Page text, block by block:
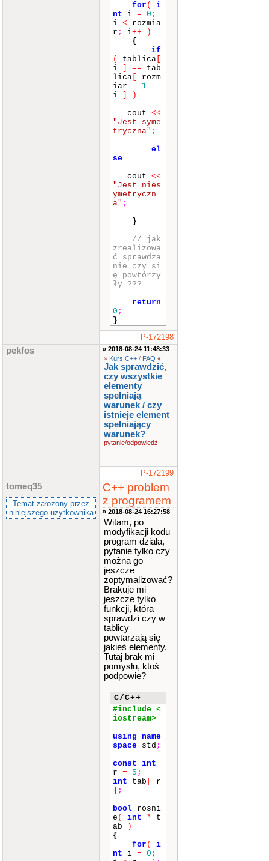
for (
i
nt i = 0 ;
i < rozmia
r ; i++
)
{
if
(
tablica
i
== tab
lica
rozm
iar
- 1
-
i
)
cout <<
"Jest syme
tryczna" ;
el
se
cout <<
"Jest nies
ymetryczn
a" ;
}
// jak
zrealizowa
ć sprawdza
nie czy si
ę powtórzy
ły ???
return
0 ;
}
P-172198
pekfos
» 2018-08-24 11:48:33
» Kurs C++ / FAQ ♦
Jak sprawdzić,
czy wszystkie
elementy
spełniają
warunek / czy
istnieje element
spełniający
warunek?
pytanie/odpowiedź
P-172199
tomeq35
Temat założony przez
niniejszego użytkownika
C++ problem
z programem
» 2018-08-24 16:27:58
Witam, po
modyfikacji kodu
program działa,
pytanie tylko czy
można go
jeszcze
zoptymalizować?
Brakuje mi
jeszcze tylko
funkcji, która
sprawdzi czy w
tablicy
powtarzają się
jakieś elementy.
Tutaj brak mi
pomysłu, ktoś
podpowie?
C/C++
#include <
iostream>
using name
space std ;
const int
r = 5 ;
int tab
r
;
bool rosni
e ( int *
t
ab
)
{
for (
i
nt i = 0 ;